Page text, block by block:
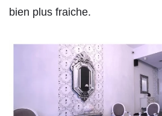
bien plus fraiche.